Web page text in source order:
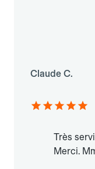
Claude C.
Très
Merci.